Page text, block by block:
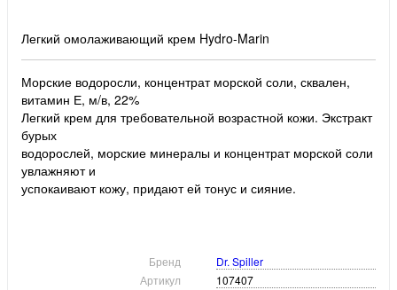
Легкий омолаживающий крем Hydro-Marin
Морские водоросли, концентрат морской соли, сквален,
витамин Е, м/в, 22%
Легкий крем для требовательной возрастной кожи. Экстракт
бурых
водорослей, морские минералы и концентрат морской соли
увлажняют и
успокаивают кожу, придают ей тонус и сияние.
Бренд
Dr. Spiller
Артикул
107407